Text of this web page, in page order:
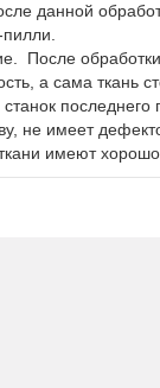
данной
После
а сама ткань
последнего
не имеет
имеют